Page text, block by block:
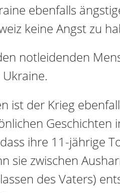
ebenfalls
keine Angst zu
notleidenden
ist der Krieg
Geschichten
ihre 11-jährige
sie zwischen
des Vaters)